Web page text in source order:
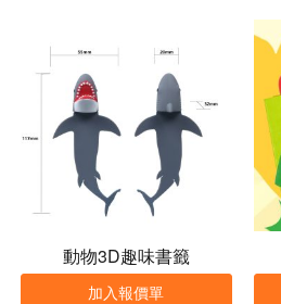
動物3D趣味書籤
加入報價單